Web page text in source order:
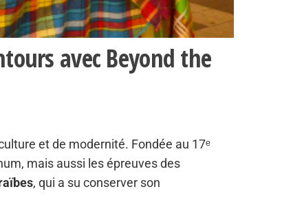
avec Beyond the
et de modernité. Fondée au 17ᵉ
mais aussi les épreuves des
, qui a su conserver son